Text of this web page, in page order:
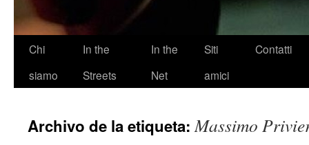
Saltar
Chi
siamo
In the
Streets
In the
Net
Siti
amici
Contatti
Archivo de la etiqueta:Massimo